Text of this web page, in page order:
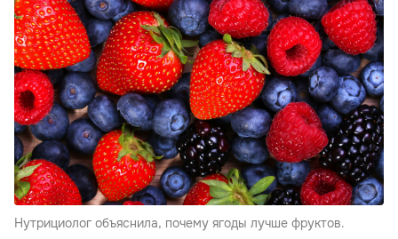
Нутрициолог объяснила, почему ягоды лучше фруктов.